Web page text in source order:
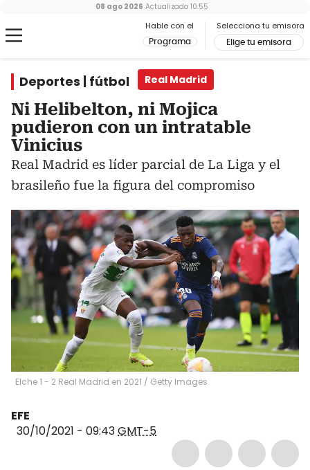
Hable con el
Programa
Selecciona tu emisora
Elige tu emisora
08 ago 2026 Actualizado 10:55
Deportes | fútbol Real Madrid
Ni Helibelton, ni Mojica
pudieron con un intratable
Vinicius
Real Madrid es líder parcial de La Liga y el
brasileño fue la figura del compromiso
Elche 1 - 2 Real Madrid en 2021 / Getty Images
EFE
30/10/2021 - 09:43GMT-5